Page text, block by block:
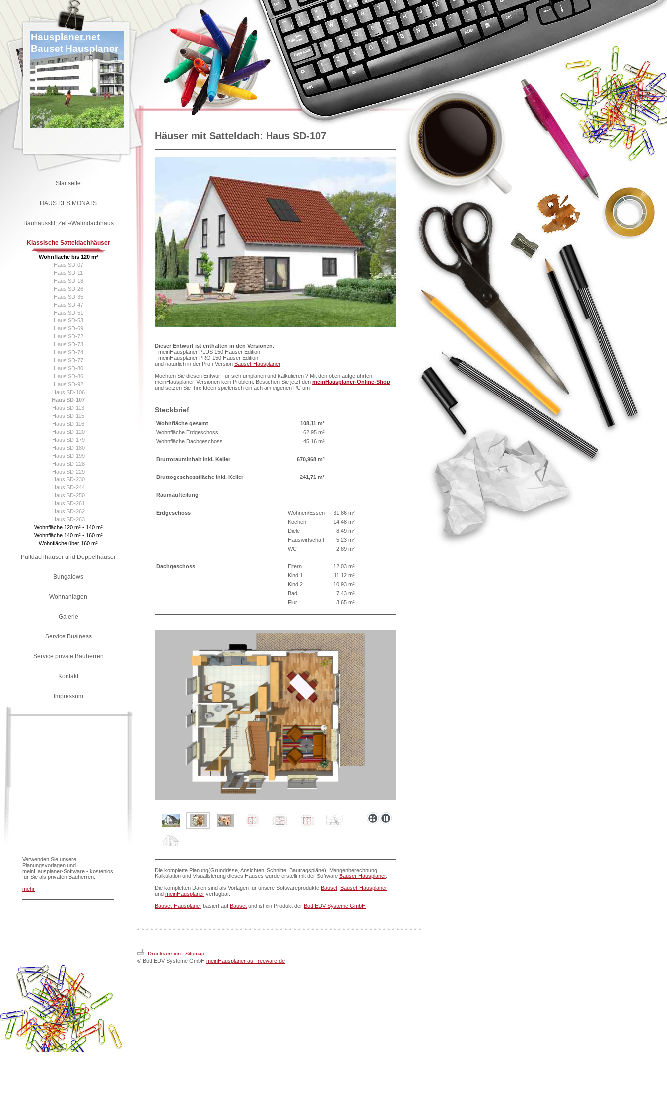
Hausplaner.net
Bauset Hausplaner
Häuser mit Satteldach: Haus SD-107
Dieser Entwurf ist enthalten in den Versionen:
- meinHausplaner PLUS 150 Häuser Edition
- meinHausplaner PRO 150 Häuser Edition
und natürlich in der Profi-Version Bauset-Hausplaner.
Möchten Sie diesen Entwurf für sich umplanen und kalkulieren ? Mit den oben aufgeführten
meinHausplaner-Versionen kein Problem. Besuchen Sie jetzt den meinHausplaner-Online-Shop -
und setzen Sie Ihre Ideen spielerisch einfach am eigenen PC um !
Steckbrief
Wohnfläche gesamt
108,11 m²
Wohnfläche Erdgeschoss
62,95 m²
Wohnfläche Dachgeschoss
45,16 m²
Bruttorauminhalt inkl. Keller 670,968 m³
Bruttogeschossfläche inkl. Keller 241,71 m²
Raumaufteilung
Erdgeschoss Wohnen/Essen
31,86 m²
Kochen
14,48 m²
Diele
8,49 m²
Hauswirtschaft
5,23 m²
WC
2,89 m²
Dachgeschoss Eltern
12,03 m²
Kind 1
11,12 m²
Kind 2
10,93 m²
Bad
7,43 m²
Flur
3,65 m²
Die komplette Planung(Grundrisse, Ansichten, Schnitte, Bautragspläne), Mengenberechnung,
Kalkulation und Visualisierung dieses Hauses wurde erstellt mit der Software Bauset-Hausplaner.
Die kompletten Daten sind als Vorlagen für unsere Softwareprodukte Bauset Bauset-Hausplaner
und meinHausplaner verfügbar.
Bauset-Hausplaner basiert auf Bauset und ist ein Produkt der Bott EDV-Systeme GmbH
Druckversion | Sitemap
© Bott EDV-Systeme GmbH meinHausplaner auf freeware.de
Startseite
HAUS DES MONATS
Bauhausstil, Zelt-/Walmdachhaus
Klassische Satteldachhäuser
Wohnfläche bis 120 m²
Haus SD-07
Haus SD-11
Haus SD-18
Haus SD-26
Haus SD-35
Haus SD-47
Haus SD-51
Haus SD-53
Haus SD-69
Haus SD-72
Haus SD-73
Haus SD-74
Haus SD-77
Haus SD-80
Haus SD-86
Haus SD-92
Haus SD-106
Haus SD-107
Haus SD-113
Haus SD-115
Haus SD-116
Haus SD-120
Haus SD-179
Haus SD-180
Haus SD-199
Haus SD-228
Haus SD-229
Haus SD-230
Haus SD-244
Haus SD-250
Haus SD-261
Haus SD-262
Haus SD-263
Wohnfläche 120 m² - 140 m²
Wohnfläche 140 m² - 160 m²
Wohnfläche über 160 m²
Pultdachhäuser und Doppelhäuser
Bungalows
Wohnanlagen
Galerie
Service Business
Service private Bauherren
Kontakt
Impressum
Verwenden Sie unsere
Planungsvorlagen und
meinHausplaner-Software - kostenlos
für Sie als privaten Bauherren.
mehr